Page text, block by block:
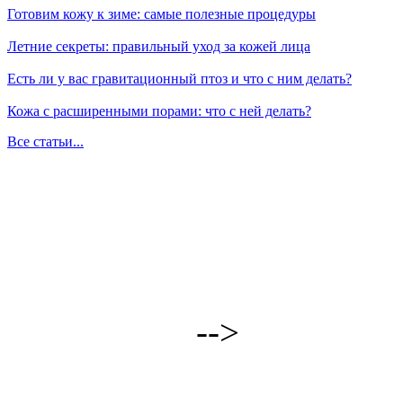
Готовим кожу к зиме: самые полезные процедуры
Летние секреты: правильный уход за кожей лица
Есть ли у вас гравитационный птоз и что с ним делать?
Кожа с расширенными порами: что с ней делать?
Все статьи...
-->